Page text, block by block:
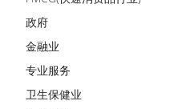
政府
金融业
专业服务
卫生保健业